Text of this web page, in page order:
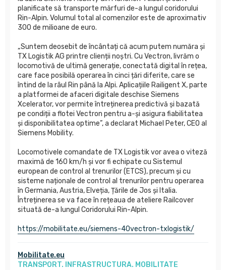
planificate să transporte mărfuri de-a lungul coridorului
Rin-Alpin. Volumul total al comenzilor este de aproximativ
300 de milioane de euro.
„Suntem deosebit de încântați că acum putem număra și
TX Logistik AG printre clienții noștri. Cu Vectron, livrăm o
locomotivă de ultimă generație, conectată digital în rețea,
care face posibilă operarea în cinci țări diferite, care se
întind de la râul Rin până la Alpi. Aplicațiile Railigent X, parte
a platformei de afaceri digitale deschise Siemens
Xcelerator, vor permite întreținerea predictivă și bazată
pe condiții a flotei Vectron pentru a-și asigura fiabilitatea
și disponibilitatea optime”, a declarat Michael Peter, CEO al
Siemens Mobility.
Locomotivele comandate de TX Logistik vor avea o viteză
maximă de 160 km/h și vor fi echipate cu Sistemul
european de control al trenurilor (ETCS), precum și cu
sisteme naționale de control al trenurilor pentru operarea
în Germania, Austria, Elveția, Țările de Jos și Italia.
Întreținerea se va face în rețeaua de ateliere Railcover
situată de-a lungul Coridorului Rin-Alpin.
https://mobilitate.eu/siemens-40vectron-txlogistik/
Mobilitate.eu
TRANSPORT. INFRASTRUCTURA. MOBILITATE